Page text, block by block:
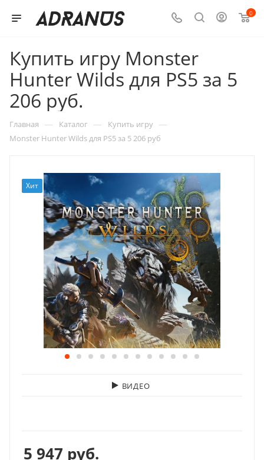
0
Купить игру Monster
Hunter Wilds для PS5 за 5
206 руб.
Главная — Каталог — Купить игру —
Monster Hunter Wilds для PS5 за 5 206 руб
Хит
ВИДЕО
5 947 руб.